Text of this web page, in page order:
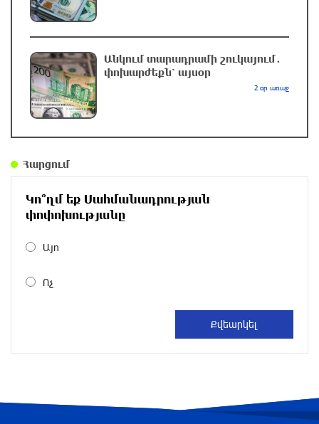
Բոյակի ճակատամարտի օր. պատմության
այս օրը (7 օգոստոս)
Սիլիկյան թաղամասում բռնկված հրդեհը
մեկուսացվել է
Օգոստոսի 7-ին ժամանակավորապես
Վինիսիուսը նոր պայմանագիր է կնքել
Անկում տարադրամի շուկայում․
փոխարժեքն՝ այսօր
2 օր առաջ
Հարցում
Կո՞ղմ եք Սահմանադրության
փոփոխությանը
Այո
Ոչ